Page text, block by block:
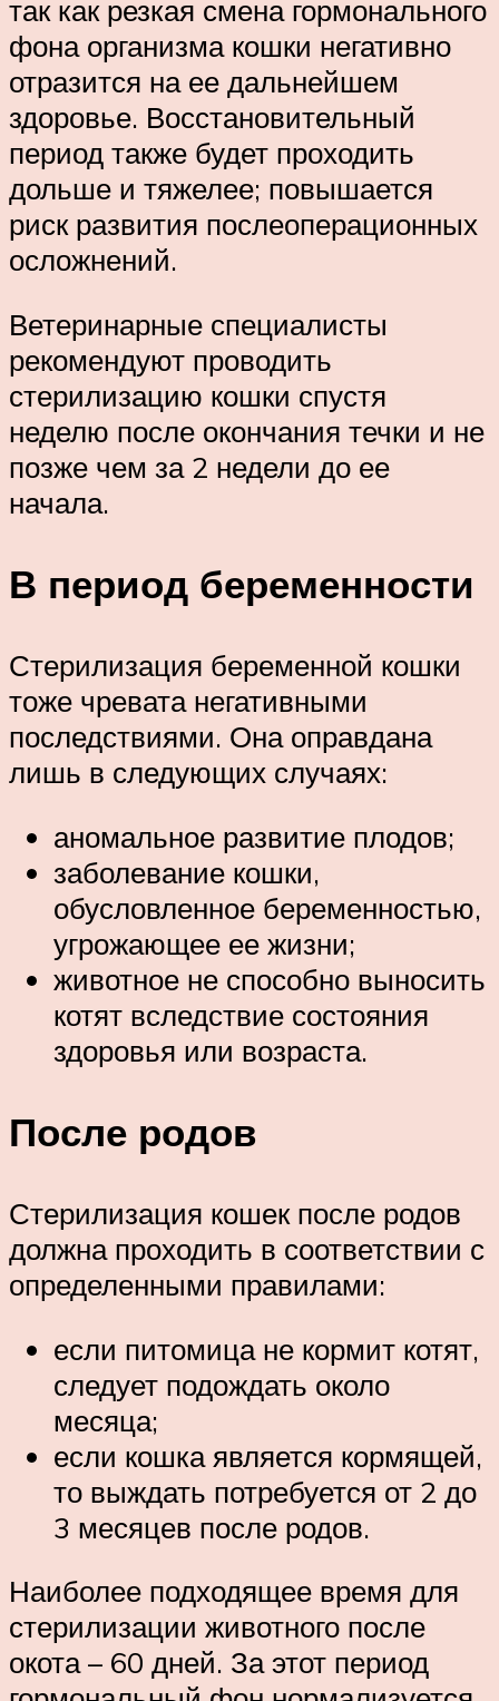
так как резкая смена гормонального
фона организма кошки негативно
отразится на ее дальнейшем
здоровье. Восстановительный
период также будет проходить
дольше и тяжелее; повышается
риск развития послеоперационных
осложнений.
Ветеринарные специалисты
рекомендуют проводить
стерилизацию кошки спустя
неделю после окончания течки и не
позже чем за 2 недели до ее
начала.
В период беременности
Стерилизация беременной кошки
тоже чревата негативными
последствиями. Она оправдана
лишь в следующих случаях:
аномальное развитие плодов;
заболевание кошки,
обусловленное беременностью,
угрожающее ее жизни;
животное не способно выносить
котят вследствие состояния
здоровья или возраста.
После родов
Стерилизация кошек после родов
должна проходить в соответствии с
определенными правилами:
если питомица не кормит котят,
следует подождать около
месяца;
если кошка является кормящей,
то выждать потребуется от 2 до
3 месяцев после родов.
Наиболее подходящее время для
стерилизации животного после
окота – 60 дней. За этот период